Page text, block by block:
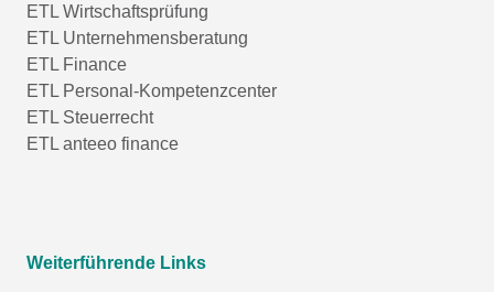
ETL Wirtschaftsprüfung
ETL Unternehmensberatung
ETL Finance
ETL Personal-Kompetenzcenter
ETL Steuerrecht
ETL anteeo finance
Weiterführende Links